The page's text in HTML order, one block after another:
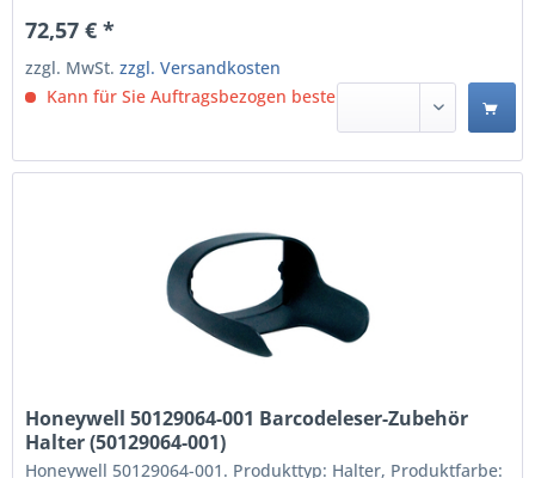
Standfußerkennung und -konfiguration sorgen für...
72,57 € *
zzgl. MwSt.zzgl. Versandkosten
Kann für Sie Auftragsbezogen bestellt werden.
Honeywell 50129064-001 Barcodeleser-Zubehör
Halter (50129064-001)
Honeywell 50129064-001. Produkttyp: Halter, Produktfarbe: